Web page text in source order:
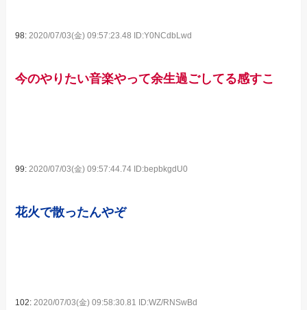
98:2020/07/03(金) 09:57:23.48 ID:Y0NCdbLwd
今のやりたい音楽やって余生過ごしてる感すこ
99:2020/07/03(金) 09:57:44.74 ID:bepbkgdU0
花火で散ったんやぞ
102: 2020/07/03(金) 09:58:30.81 ID:WZ/RNSwBd